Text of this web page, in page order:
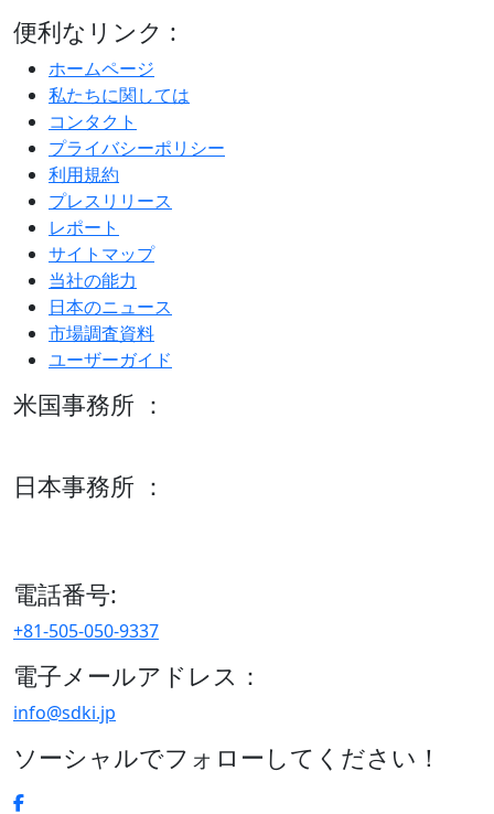
便利なリンク :
ホームページ
私たちに関しては
コンタクト
プライバシーポリシー
利用規約
プレスリリース
レポート
サイトマップ
当社の能力
日本のニュース
市場調査資料
ユーザーガイド
米国事務所 ：
日本事務所 ：
電話番号:
+81-505-050-9337
電子メールアドレス：
info@sdki.jp
ソーシャルでフォローしてください！